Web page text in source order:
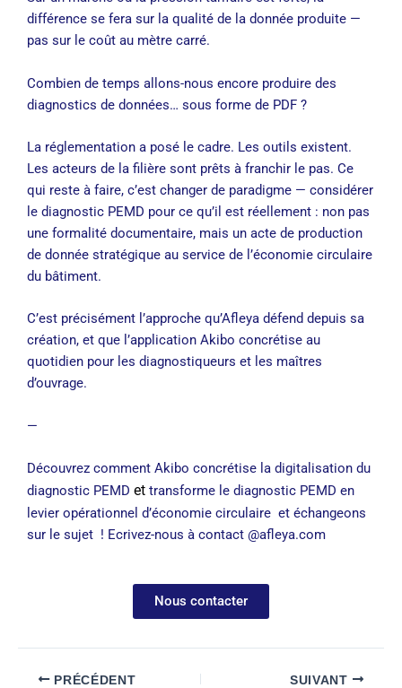
différence se fera sur la qualité de la donnée produite —
pas sur le coût au mètre carré.
Combien de temps allons-nous encore produire des
diagnostics de données… sous forme de PDF ?
La réglementation a posé le cadre. Les outils existent.
Les acteurs de la filière sont prêts à franchir le pas. Ce
qui reste à faire, c’est changer de paradigme — considérer
le diagnostic PEMD pour ce qu’il est réellement : non pas
une formalité documentaire, mais un acte de production
de donnée stratégique au service de l’économie circulaire
du bâtiment.
C’est précisément l’approche qu’Afleya défend depuis sa
création, et que l’application Akibo concrétise au
quotidien pour les diagnostiqueurs et les maîtres
d’ouvrage.
—
Découvrez comment Akibo concrétise la digitalisation du
diagnostic PEMD et transforme le diagnostic PEMD en
levier opérationnel d’économie circulaire et échangeons
sur le sujet ! Ecrivez-nous à contact @afleya.com
Nous contacter
PRÉCÉDENT SUIVANT